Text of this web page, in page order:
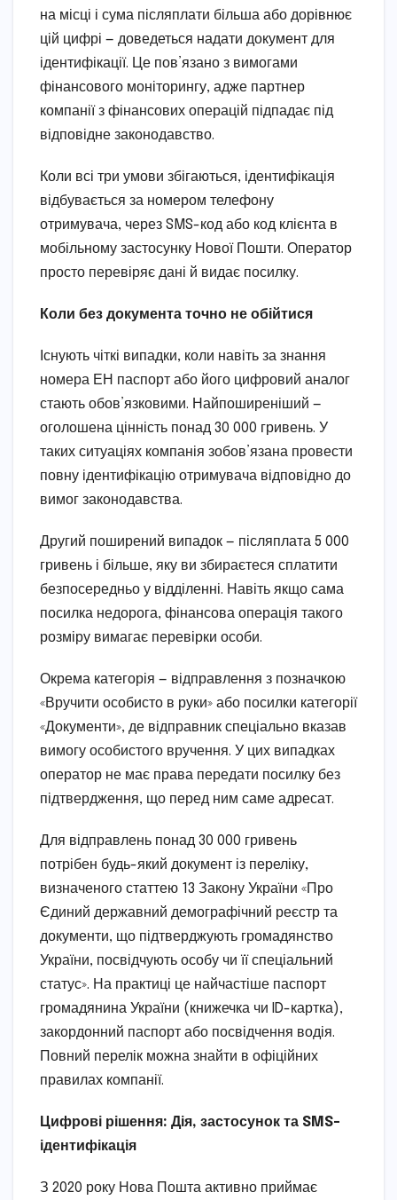
на місці і сума післяплати більша або дорівнює
цій цифрі — доведеться надати документ для
ідентифікації. Це пов’язано з вимогами
фінансового моніторингу, адже партнер
компанії з фінансових операцій підпадає під
відповідне законодавство.
Коли всі три умови збігаються, ідентифікація
відбувається за номером телефону
отримувача, через SMS-код або код клієнта в
мобільному застосунку Нової Пошти. Оператор
просто перевіряє дані й видає посилку.
Коли без документа точно не обійтися
Існують чіткі випадки, коли навіть за знання
номера ЕН паспорт або його цифровий аналог
стають обов’язковими. Найпоширеніший —
оголошена цінність понад 30 000 гривень. У
таких ситуаціях компанія зобов’язана провести
повну ідентифікацію отримувача відповідно до
вимог законодавства.
Другий поширений випадок — післяплата 5 000
гривень і більше, яку ви збираєтеся сплатити
безпосередньо у відділенні. Навіть якщо сама
посилка недорога, фінансова операція такого
розміру вимагає перевірки особи.
Окрема категорія — відправлення з позначкою
«Вручити особисто в руки» або посилки категорії
«Документи», де відправник спеціально вказав
вимогу особистого вручення. У цих випадках
оператор не має права передати посилку без
підтвердження, що перед ним саме адресат.
Для відправлень понад 30 000 гривень
потрібен будь-який документ із переліку,
визначеного статтею 13 Закону України «Про
Єдиний державний демографічний реєстр та
документи, що підтверджують громадянство
України, посвідчують особу чи її спеціальний
статус». На практиці це найчастіше паспорт
громадянина України (книжечка чи ID-картка),
закордонний паспорт або посвідчення водія.
Повний перелік можна знайти в офіційних
правилах компанії.
Цифрові рішення: Дія, застосунок та SMS-
ідентифікація
З 2020 року Нова Пошта активно приймає